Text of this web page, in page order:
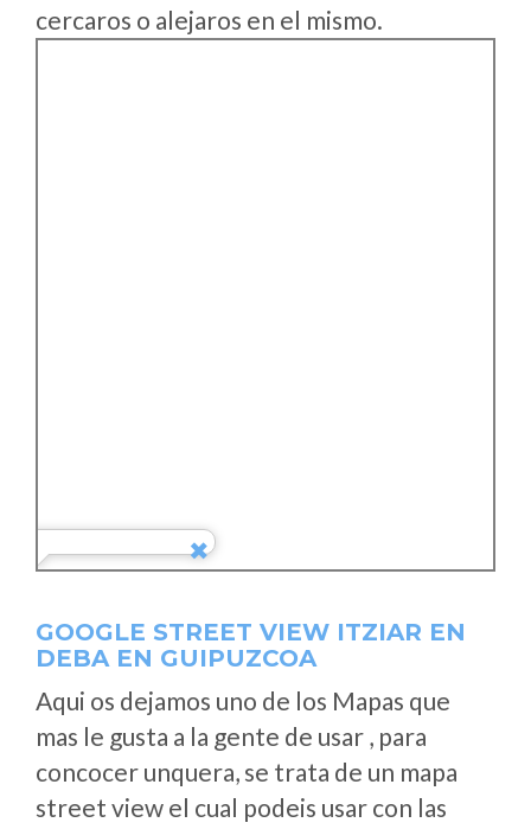
cercaros o alejaros en el mismo.
GOOGLE STREET VIEW ITZIAR EN
DEBA EN GUIPUZCOA
Aqui os dejamos uno de los Mapas que
mas le gusta a la gente de usar , para
concocer unquera, se trata de un mapa
street view el cual podeis usar con las